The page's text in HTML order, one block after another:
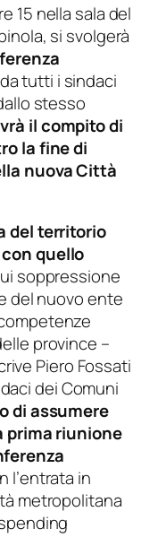
15 nella sala del
si svolgerà
tutti i sindaci
stesso
il compito di
la fine di
nuova Città
del territorio
quello
soppressione
del nuovo ente
province –
Piero Fossati
dei Comuni
di assumere
prima riunione
in
metropolitana